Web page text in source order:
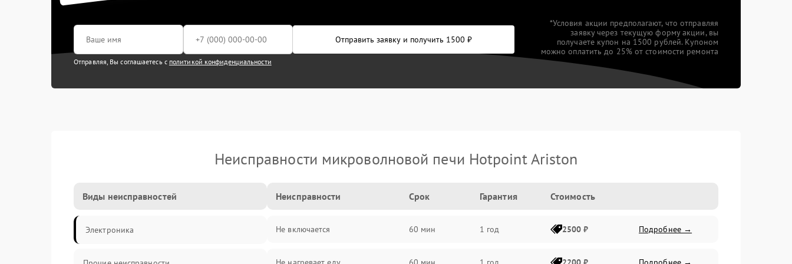
Отправить заявку и получить 1500 ₽
Отправляя, Вы соглашаетесь с политикой конфиденциальности
*Условия акции предполагают, что отправляя
заявку через текущую форму акции, вы
получаете купон на 1500 рублей. Купоном
можно оплатить до 25% от стоимости ремонта
Неисправности микроволновой печи Hotpoint Ariston
Виды неисправностей
Электроника
Неисправности Срок Гарантия Стоимость
Не включается 60 мин 1 год 2500 ₽ Подробнее →